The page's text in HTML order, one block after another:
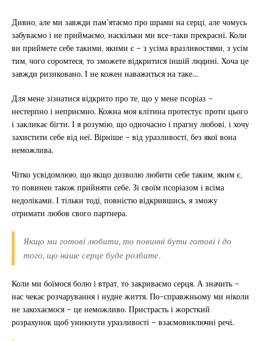
Дивно, але ми завжди пам’ятаємо про шрами на серці, але чомусь
забуваємо і не приймаємо, наскільки ми все-таки прекрасні. Коли
ви приймете себе такими, якими є – з усіма вразливостями, з усім
тим, чого соромтеся, то зможете відкритися іншій людині. Хоча це
завжди ризиковано. І не кожен наважиться на таке…
Для мене зізнатися відкрито про те, що у мене псоріаз –
нестерпно і неприємно. Кожна моя клітина протестує проти цього
і закликає бігти. І я розумію, що одночасно і прагну любові, і хочу
захистити себе від неї. Вірніше – від уразливості, без якої вона
неможлива.
Чітко усвідомлюю, що якщо дозволю любити себе таким, яким є,
то повинен також прийняти себе. Зі своїм псоріазом і всіма
недоліками. І тільки тоді, повністю відкрившись, я зможу
отримати любов свого партнера.
Якщо ми готові любити, то повинні бути готові і до
того, що наше серце буде розбите.
Коли ми боїмося болю і втрат, то закриваємо серця. А значить –
нас чекає розчарування і нудне життя. По-справжньому ми ніколи
не закохаємося – це неможливо. Пристрасть і жорсткий
розрахунок щоб уникнути уразливості – взаємовиключні речі.